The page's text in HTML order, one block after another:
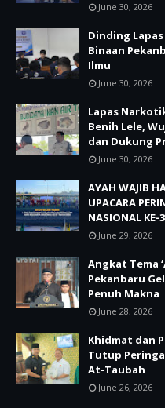
June 30, 2026
Dinding
Binaan
Ilmu
June 30, 2026
Lapas
Benih Lele,
dan Dukung
June 30, 2026
AYAH WAJIB
UPACARA
NASIONAL KE-
June 29, 2026
Angkat Tema
Pekanbaru
Penuh Makna
June 28, 2026
Khidmat dan
Tutup
At-Taubah
June 26, 2026